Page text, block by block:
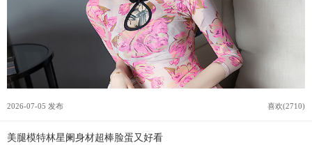
2026-07-05 发布 喜欢(2710)
美腿模特林星阑身材超棒脸蛋又好看